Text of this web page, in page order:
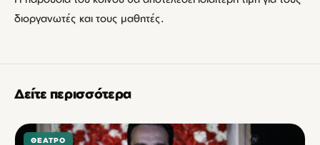
διοργανωτές και τους μαθητές.
Δείτε περισσότερα
ΘΈΑΤΡΟ